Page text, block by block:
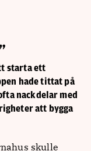
starta ett
hade tittat på
nackdelar med
att bygga
skulle